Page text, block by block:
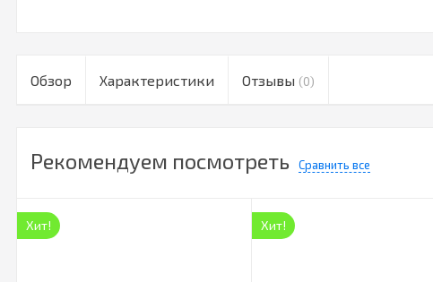
Обзор Характеристики Отзывы (0)
Рекомендуем посмотреть Сравнить все
Хит! Хит!